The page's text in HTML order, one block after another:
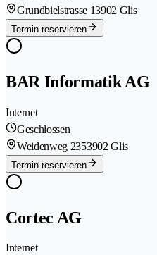
Grundbielstrasse 13902 Glis
Termin reservieren
BAR Informatik AG
Internet
Geschlossen
Weidenweg 2353902 Glis
Termin reservieren
Cortec AG
Internet